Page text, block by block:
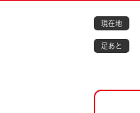
ごみ・衛生・
現在地
足あと
本